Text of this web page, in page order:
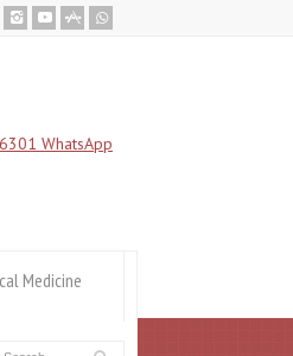
WhatsApp
Medicine